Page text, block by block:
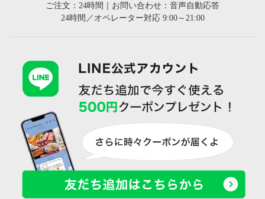
ご注文：24時間｜お問い合わせ：音声自動応答
24時間／オペレーター対応 9:00～21:00